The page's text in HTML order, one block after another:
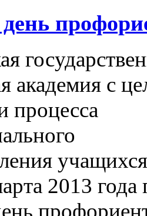
академия с
процесса
2013 года